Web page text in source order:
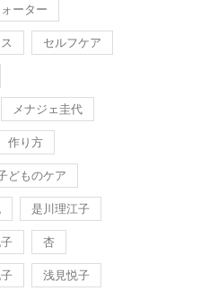
ーター
セルフケア
メナジェ圭代
作り方
どものケア
是川理江子
杏
浅見悦子